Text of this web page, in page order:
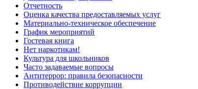
Отчетность
Оценка качества предоставляемых услуг
Материально-техническое обеспечение
График мероприятий
Гостевая книга
Нет наркотикам!
Культура для школьников
Часто задаваемые вопросы
Антитеррор: правила безопасности
Противодействие коррупции